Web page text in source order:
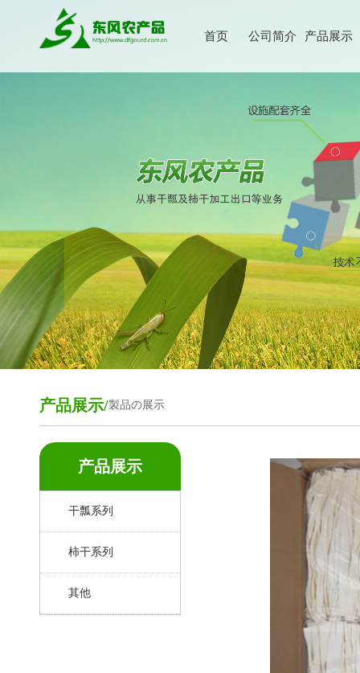
首页 公司简介 产品展示
产品展示/製品の展示
产品展示
干瓢系列
柿干系列
其他